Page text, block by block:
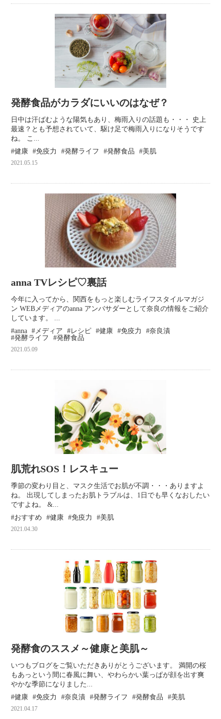
発酵食品がカラダにいいのはなぜ？
日中は汗ばむような陽気もあり、梅雨入りの話題も・・・ 史上
最速？とも予想されていて、駆け足で梅雨入りになりそうです
ね。 こ...
健康
免疫力 発酵ライフ 発酵食品 美肌
2021.05.15
anna TVレシピ♡裏話
今年に入ってから、関西をもっと楽しむライフスタイルマガジ
ン WEBメディアのanna アンバサダーとして奈良の情報をご紹介
しています。 ...
anna
メディア レシピ 健康 免疫力
奈良漬
発酵ライフ
発酵食品
2021.05.09
肌荒れSOS！レスキュー
季節の変わり目と、マスク生活でお肌が不調・・・ありますよ
ね。 出現してしまったお肌トラブルは、1日でも早くなおしたい
ですよね。 &...
おすすめ
健康 免疫力 美肌
2021.04.30
発酵食のススメ～健康と美肌～
いつもブログをご覧いただきありがとうございます。 満開の桜
もあっという間に春風に舞い、やわらかい葉っぱが顔を出す爽
やかな季節になりました...
健康
免疫力 奈良漬 発酵ライフ 発酵食品 美肌
2021.04.17